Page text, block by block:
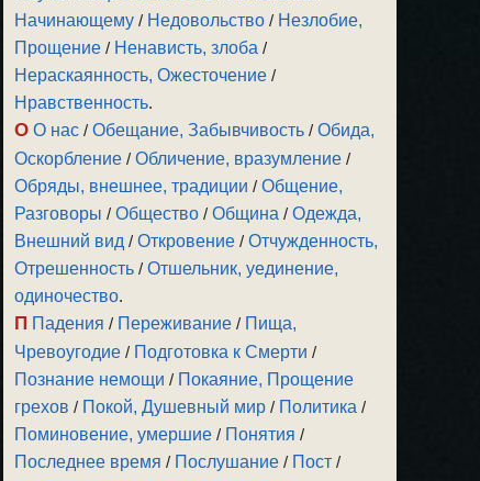
Начинающему / Недовольство / Незлобие,
Прощение / Ненависть, злоба /
Нераскаянность, Ожесточение /
Нравственность.
О О нас /Обещание, Забывчивость /Обида,
Оскорбление /Обличение, вразумление /
Обряды, внешнее, традиции /Общение,
Разговоры /Общество /Община /Одежда,
Внешний вид /Откровение /Отчужденность,
Отрешенность /Отшельник, уединение,
одиночество.
П Падения / Переживание / Пища,
Чревоугодие / Подготовка к Смерти /
Познание немощи / Покаяние, Прощение
грехов / Покой, Душевный мир / Политика /
Поминовение, умершие / Понятия /
Последнее время / Послушание / Пост /